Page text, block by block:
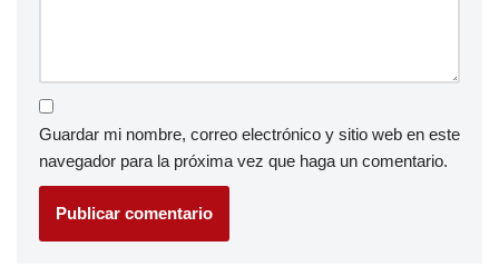
Guardar mi nombre, correo electrónico y sitio web en este
navegador para la próxima vez que haga un comentario.